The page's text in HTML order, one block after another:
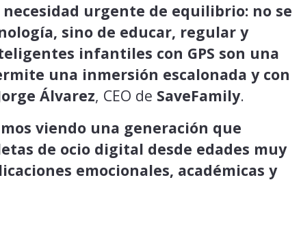
urgente de equilibrio: no se
sino de educar, regular y
infantiles con GPS son una
una inmersión escalonada y con
Álvarez, CEO de SaveFamily.
viendo una generación que
de ocio digital desde edades muy
emocionales, académicas y